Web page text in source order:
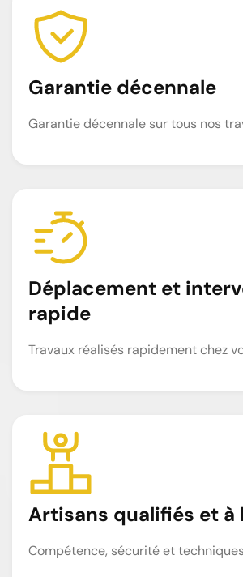
Garantie décennale
Garantie décennale sur tous nos
Déplacement et
rapide
Travaux réalisés rapidement chez
Artisans qualifiés et à
Compétence, sécurité et